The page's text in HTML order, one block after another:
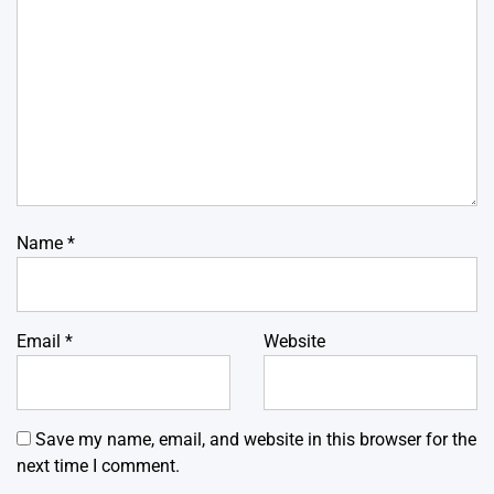
Name *
Email * Website
Save my name, email, and website in this browser for the
next time I comment.